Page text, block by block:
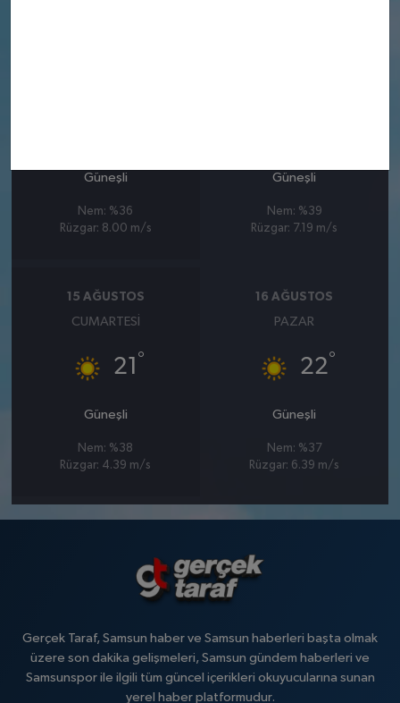
Güneşli
Nem: %36
Rüzgar: 8.00 m/s
Güneşli
Nem: %39
Rüzgar: 7.19 m/s
15 AĞUSTOS
CUMARTESI
21 °
Güneşli
Nem: %38
Rüzgar: 4.39 m/s
16 AĞUSTOS
PAZAR
22°
Güneşli
Nem: %37
Rüzgar: 6.39 m/s
Gerçek Taraf, Samsun haber ve Samsun haberleri başta olmak
üzere son dakika gelişmeleri, Samsun gündem haberleri ve
Samsunspor ile ilgili tüm güncel içerikleri okuyucularına sunan
yerel haber platformudur.